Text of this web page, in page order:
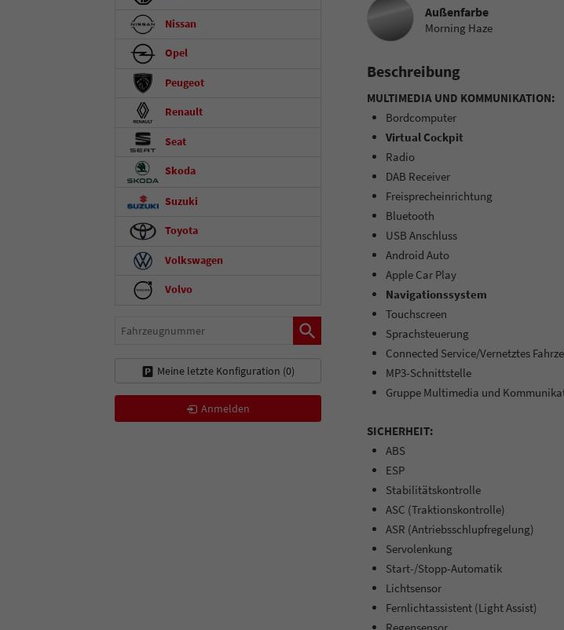
Außenfarbe
Morning Haze
Beschreibung
MULTIMEDIA UND KOMMUNIKATION:
Bordcomputer
Virtual Cockpit
Radio
DAB Receiver
Freisprecheinrichtung
Bluetooth
USB Anschluss
Android Auto
Apple Car Play
Navigationssystem
Touchscreen
Sprachsteuerung
Connected Service/Vernetztes
MP3-Schnittstelle
Gruppe Multimedia und
SICHERHEIT:
ABS
ESP
Stabilitätskontrolle
ASC (Traktionskontrolle)
ASR (Antriebsschlupfregelung)
Servolenkung
Start-/Stopp-Automatik
Lichtsensor
Fernlichtassistent (Light Assist)
Nissan
Opel
Peugeot
Renault
Seat
Skoda
Suzuki
Toyota
Volkswagen
Volvo
Fahrzeugnummer
Meine letzte Konfiguration (0)
Anmelden